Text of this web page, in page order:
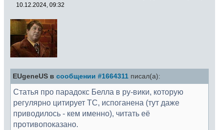
10.12.2024, 09:32
EUgeneUS в сообщении #1664311 писал(а):
Статья про парадокс Белла в ру-вики, которую
регулярно цитирует ТС, испоганена (тут даже
приводилось - кем именно), читать её
противопоказано.